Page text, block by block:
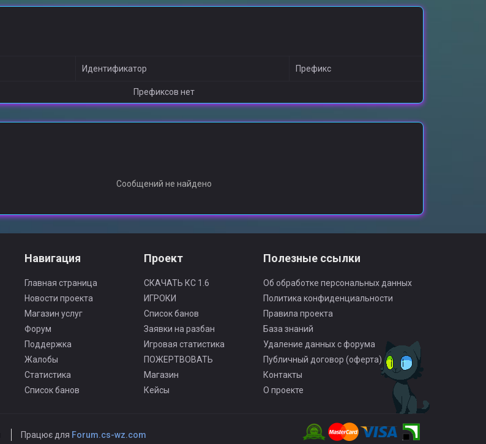
Идентификатор Префикс
Префиксов нет
Сообщений не найдено
Навигация
Главная страница
Новости проекта
Магазин услуг
Форум
Поддержка
Жалобы
Статистика
Список банов
Проект
СКАЧАТЬ КС 1.6
ИГРОКИ
Список банов
Заявки на разбан
Игровая статистика
ПОЖЕРТВОВАТЬ
Магазин
Кейсы
Полезные ссылки
Об обработке персональных данных
Политика конфиденциальности
Правила проекта
База знаний
Удаление данных с форума
Публичный договор (оферта)
Контакты
О проекте
Працює для Forum.cs-wz.com